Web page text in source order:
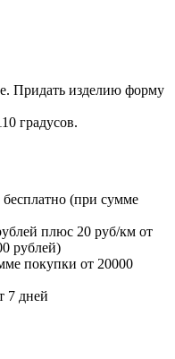
Придать изделию форму
градусов.
(при сумме
плюс 20 руб/км от
рублей)
покупки от 20000
7 дней